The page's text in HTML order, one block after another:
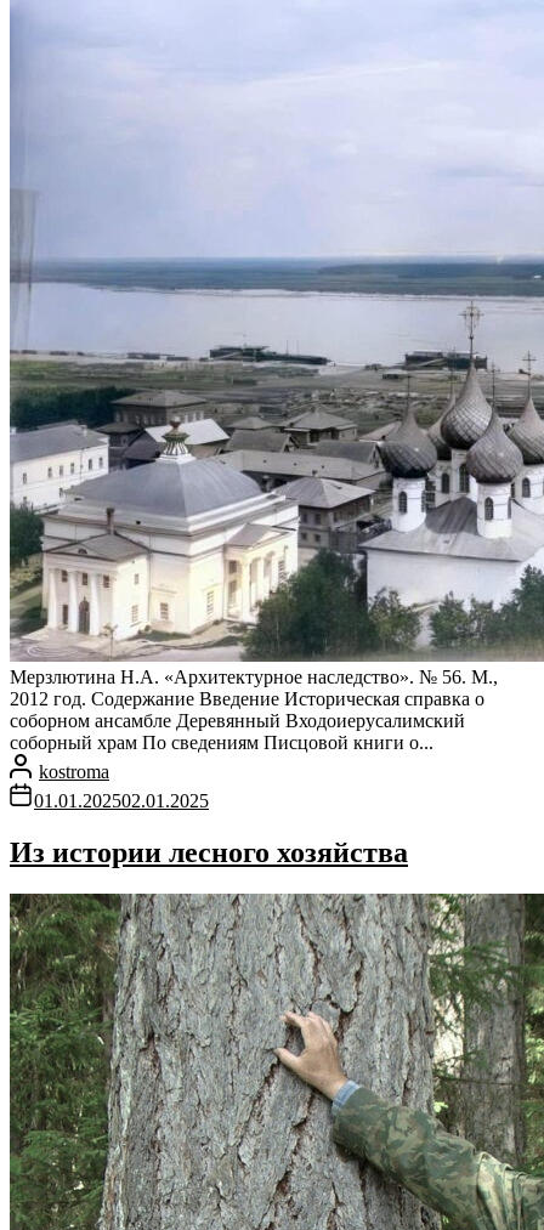
Мерзлютина Н.А. «Архитектурное наследство». № 56. М.,
2012 год. Содержание Введение Историческая справка о
соборном ансамбле Деревянный Входоиерусалимский
соборный храм По сведениям Писцовой книги о...
kostroma
01.01.202502.01.2025
Из истории лесного хозяйства